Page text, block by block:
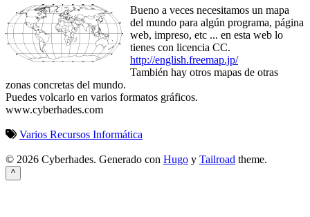
Bueno a veces necesitamos un mapa
del mundo para algún programa, página
web, impreso, etc ... en esta web lo
tienes con licencia CC.
http://english.freemap.jp/
También hay otros mapas de otras
zonas concretas del mundo.
Puedes volcarlo en varios formatos gráficos.
www.cyberhades.com
Varios Recursos Informática
© 2026 Cyberhades. Generado con Hugo y Tailroad theme.
^